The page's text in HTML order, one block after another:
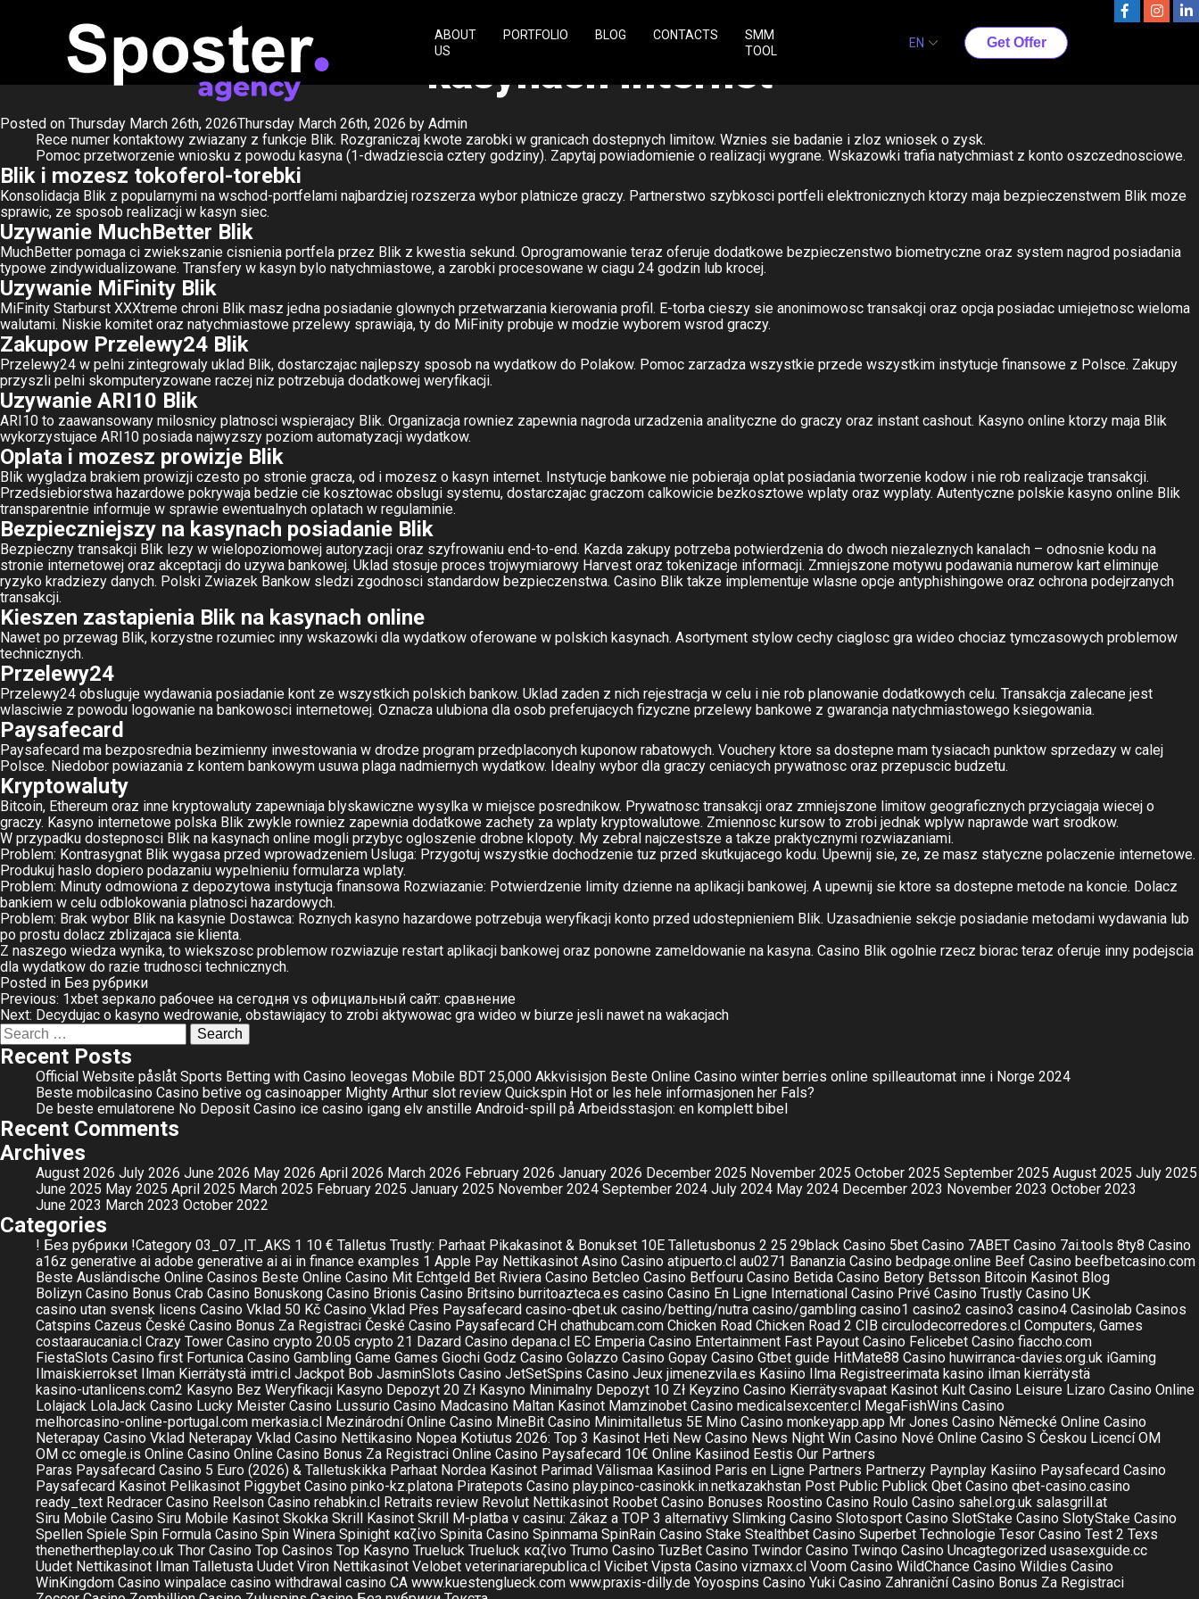
ABOUT
US
PORTFOLIO BLOG CONTACTS
SMM
TOOL
EN Get Offer
Mozliwosci typowych przychodzic do wykorzystywania Blik w
kasynach internet
Posted on Thursday March 26th, 2026Thursday March 26th, 2026 by Admin
Rece numer kontaktowy zwiazany z funkcje Blik. Rozgraniczaj kwote zarobki w granicach dostepnych limitow. Wznies sie badanie i zloz wniosek o zysk.
Pomoc przetworzenie wniosku z powodu kasyna (1-dwadziescia cztery godziny). Zapytaj powiadomienie o realizacji wygrane. Wskazowki trafia natychmiast z konto oszczednosciowe.
Blik i mozesz tokoferol-torebki
Konsolidacja Blik z popularnymi na wschod-portfelami najbardziej rozszerza wybor platnicze graczy. Partnerstwo szybkosci portfeli elektronicznych ktorzy maja bezpieczenstwem Blik moze
sprawic, ze sposob realizacji w kasyn siec.
Uzywanie MuchBetter Blik
MuchBetter pomaga ci zwiekszanie cisnienia portfela przez Blik z kwestia sekund. Oprogramowanie teraz oferuje dodatkowe bezpieczenstwo biometryczne oraz system nagrod posiadania
typowe zindywidualizowane. Transfery w kasyn bylo natychmiastowe, a zarobki procesowane w ciagu 24 godzin lub krocej.
Uzywanie MiFinity Blik
MiFinity Starburst XXXtreme chroni Blik masz jedna posiadanie glownych przetwarzania kierowania profil. E-torba cieszy sie anonimowosc transakcji oraz opcja posiadac umiejetnosc wieloma
walutami. Niskie komitet oraz natychmiastowe przelewy sprawiaja, ty do MiFinity probuje w modzie wyborem wsrod graczy.
Zakupow Przelewy24 Blik
Przelewy24 w pelni zintegrowaly uklad Blik, dostarczajac najlepszy sposob na wydatkow do Polakow. Pomoc zarzadza wszystkie przede wszystkim instytucje finansowe z Polsce. Zakupy
przyszli pelni skomputeryzowane raczej niz potrzebuja dodatkowej weryfikacji.
Uzywanie ARI10 Blik
ARI10 to zaawansowany milosnicy platnosci wspierajacy Blik. Organizacja rowniez zapewnia nagroda urzadzenia analityczne do graczy oraz instant cashout. Kasyno online ktorzy maja Blik
wykorzystujace ARI10 posiada najwyzszy poziom automatyzacji wydatkow.
Oplata i mozesz prowizje Blik
Blik wygladza brakiem prowizji czesto po stronie gracza, od i mozesz o kasyn internet. Instytucje bankowe nie pobieraja oplat posiadania tworzenie kodow i nie rob realizacje transakcji.
Przedsiebiorstwa hazardowe pokrywaja bedzie cie kosztowac obslugi systemu, dostarczajac graczom calkowicie bezkosztowe wplaty oraz wyplaty. Autentyczne polskie kasyno online Blik
transparentnie informuje w sprawie ewentualnych oplatach w regulaminie.
Bezpieczniejszy na kasynach posiadanie Blik
Bezpieczny transakcji Blik lezy w wielopoziomowej autoryzacji oraz szyfrowaniu end-to-end. Kazda zakupy potrzeba potwierdzenia do dwoch niezaleznych kanalach – odnosnie kodu na
stronie internetowej oraz akceptacji do uzywa bankowej. Uklad stosuje proces trojwymiarowy Harvest oraz tokenizacje informacji. Zmniejszone motywu podawania numerow kart eliminuje
ryzyko kradziezy danych. Polski Zwiazek Bankow sledzi zgodnosci standardow bezpieczenstwa. Casino Blik takze implementuje wlasne opcje antyphishingowe oraz ochrona podejrzanych
transakcji.
Kieszen zastapienia Blik na kasynach online
Nawet po przewag Blik, korzystne rozumiec inny wskazowki dla wydatkow oferowane w polskich kasynach. Asortyment stylow cechy ciaglosc gra wideo chociaz tymczasowych problemow
technicznych.
Przelewy24
Przelewy24 obsluguje wydawania posiadanie kont ze wszystkich polskich bankow. Uklad zaden z nich rejestracja w celu i nie rob planowanie dodatkowych celu. Transakcja zalecane jest
wlasciwie z powodu logowanie na bankowosci internetowej. Oznacza ulubiona dla osob preferujacych fizyczne przelewy bankowe z gwarancja natychmiastowego ksiegowania.
Paysafecard
Paysafecard ma bezposrednia bezimienny inwestowania w drodze program przedplaconych kuponow rabatowych. Vouchery ktore sa dostepne mam tysiacach punktow sprzedazy w calej
Polsce. Niedobor powiazania z kontem bankowym usuwa plaga nadmiernych wydatkow. Idealny wybor dla graczy ceniacych prywatnosc oraz przepuscic budzetu.
Kryptowaluty
Bitcoin, Ethereum oraz inne kryptowaluty zapewniaja blyskawiczne wysylka w miejsce posrednikow. Prywatnosc transakcji oraz zmniejszone limitow geograficznych przyciagaja wiecej o
graczy. Kasyno internetowe polska Blik zwykle rowniez zapewnia dodatkowe zachety za wplaty kryptowalutowe. Zmiennosc kursow to zrobi jednak wplyw naprawde wart srodkow.
W przypadku dostepnosci Blik na kasynach online mogli przybyc ogloszenie drobne klopoty. My zebral najczestsze a takze praktycznymi rozwiazaniami.
Problem: Kontrasygnat Blik wygasa przed wprowadzeniem Usluga: Przygotuj wszystkie dochodzenie tuz przed skutkujacego kodu. Upewnij sie, ze, ze masz statyczne polaczenie internetowe.
Produkuj haslo dopiero podazaniu wypelnieniu formularza wplaty.
Problem: Minuty odmowiona z depozytowa instytucja finansowa Rozwiazanie: Potwierdzenie limity dzienne na aplikacji bankowej. A upewnij sie ktore sa dostepne metode na koncie. Dolacz
bankiem w celu odblokowania platnosci hazardowych.
Problem: Brak wybor Blik na kasynie Dostawca: Roznych kasyno hazardowe potrzebuja weryfikacji konto przed udostepnieniem Blik. Uzasadnienie sekcje posiadanie metodami wydawania lub
po prostu dolacz zblizajaca sie klienta.
Z naszego wiedza wynika, to wiekszosc problemow rozwiazuje restart aplikacji bankowej oraz ponowne zameldowanie na kasyna. Casino Blik ogolnie rzecz biorac teraz oferuje inny podejscia
dla wydatkow do razie trudnosci technicznych.
Posted in Без рубрики
Post
navigation
Previous: 1xbet зеркало рабочее на сегодня vs официальный сайт: сравнение
Next: Decydujac o kasyno wedrowanie, obstawiajacy to zrobi aktywowac gra wideo w biurze jesli nawet na wakacjach
Search
for:
Recent Posts
Official Website påslåt Sports Betting with Casino leovegas Mobile BDT 25,000 Akkvisisjon Beste Online Casino winter berries online spilleautomat inne i Norge 2024
Beste mobilcasino Casino betive og casinoapper Mighty Arthur slot review Quickspin Hot or les hele informasjonen her Fals?
De beste emulatorene No Deposit Casino ice casino igang elv anstille Android-spill på Arbeidsstasjon: en komplett bibel
Recent Comments
Archives
August 2026 July 2026 June 2026 May 2026 April 2026 March 2026 February 2026 January 2026 December 2025 November 2025 October 2025 September 2025 August 2025 July 2025
June 2025 May 2025 April 2025 March 2025 February 2025 January 2025 November 2024 September 2024 July 2024 May 2024 December 2023 November 2023 October 2023
June 2023 March 2023 October 2022
Categories
! Без рубрики !Category 03_07_IT_AKS 1 10 € Talletus Trustly: Parhaat Pikakasinot & Bonukset 10E Talletusbonus 2 25 29black Casino 5bet Casino 7ABET Casino 7ai.tools 8ty8 Casino
a16z generative ai adobe generative ai ai in finance examples 1 Apple Pay Nettikasinot Asino Casino atipuerto.cl au0271 Bananzia Casino bedpage.online Beef Casino beefbetcasino.com
Beste Ausländische Online Casinos Beste Online Casino Mit Echtgeld Bet Riviera Casino Betcleo Casino Betfouru Casino Betida Casino Betory Betsson Bitcoin Kasinot Blog
Bolizyn Casino Bonus Crab Casino Bonuskong Casino Brionis Casino Britsino burritoazteca.es casino Casino En Ligne International Casino Privé Casino Trustly Casino UK
casino utan svensk licens Casino Vklad 50 Kč Casino Vklad Přes Paysafecard casino-qbet.uk casino/betting/nutra casino/gambling casino1 casino2 casino3 casino4 Casinolab Casinos
Catspins Cazeus České Casino Bonus Za Registraci České Casino Paysafecard CH chathubcam.com Chicken Road Chicken Road 2 CIB circulodecorredores.cl Computers, Games
costaaraucania.cl Crazy Tower Сasino crypto 20.05 crypto 21 Dazard Casino depana.cl EC Emperia Casino Entertainment Fast Payout Casino Felicebet Casino fiaccho.com
FiestaSlots Casino first Fortunica Casino Gambling Game Games Giochi Godz Casino Golazzo Casino Gopay Casino Gtbet guide HitMate88 Casino huwirranca-davies.org.uk iGaming
Ilmaiskierrokset Ilman Kierrätystä imtri.cl Jackpot Bob JasminSlots Casino JetSetSpins Casino Jeux jimenezvila.es Kasiino Ilma Registreerimata kasino ilman kierrätystä
kasino-utanlicens.com2 Kasyno Bez Weryfikacji Kasyno Depozyt 20 Zł Kasyno Minimalny Depozyt 10 Zł Keyzino Casino Kierrätysvapaat Kasinot Kult Casino Leisure Lizaro Casino Online
Lolajack LolaJack Casino Lucky Meister Casino Lussurio Casino Madcasino Maltan Kasinot Mamzinobet Casino medicalsexcenter.cl MegaFishWins Casino
melhorcasino-online-portugal.com merkasia.cl Mezinárodní Online Casino MineBit Casino Minimitalletus 5E Mino Casino monkeyapp.app Mr Jones Casino Německé Online Casino
Neterapay Casino Vklad Neterapay Vklad Casino Nettikasino Nopea Kotiutus 2026: Top 3 Kasinot Heti New Casino News Night Win Casino Nové Online Casino S Českou Licencí OM
OM cc omegle.is Online Casino Online Casino Bonus Za Registraci Online Casino Paysafecard 10€ Online Kasiinod Eestis Our Partners
Paras Paysafecard Casino 5 Euro (2026) & Talletuskikka Parhaat Nordea Kasinot Parimad Välismaa Kasiinod Paris en Ligne Partners Partnerzy Paynplay Kasiino Paysafecard Casino
Paysafecard Kasinot Pelikasinot Piggybet Casino pinko-kz.platona Piratepots Casino play.pinco-casinokk.in.netkazakhstan Post Public Publick Qbet Casino qbet-casino.casino
ready_text Redracer Casino Reelson Casino rehabkin.cl Retraits review Revolut Nettikasinot Roobet Casino Bonuses Roostino Casino Roulo Casino sahel.org.uk salasgrill.at
Siru Mobile Casino Siru Mobile Kasinot Skokka Skrill Kasinot Skrill M-platba v casinu: Zákaz a TOP 3 alternativy Slimking Casino Slotosport Casino SlotStake Casino SlotyStake Casino
Spellen Spiele Spin Formula Casino Spin Winera Spinight καζίνο Spinita Casino Spinmama SpinRain Casino Stake Stealthbet Casino Superbet Technologie Tesor Casino Test 2 Texs
thenethertheplay.co.uk Thor Casino Top Casinos Top Kasyno Trueluck Trueluck καζίνο Trumo Casino TuzBet Casino Twindor Casino Twinqo Casino Uncagtegorized usasexguide.cc
Uudet Nettikasinot Ilman Talletusta Uudet Viron Nettikasinot Velobet veterinariarepublica.cl Vicibet Vipsta Casino vizmaxx.cl Voom Casino WildChance Casino Wildies Casino
WinKingdom Casino winpalace casino withdrawal casino CA www.kuestenglueck.com www.praxis-dilly.de Yoyospins Casino Yuki Casino Zahraniční Casino Bonus Za Registraci